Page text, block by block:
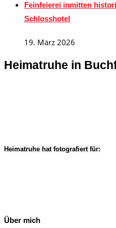
Feinfeierei inmitten
Schlosshotel
19. März 2026
Heimatruhe in
Heimatruhe hat fotografiert für:
Über mich